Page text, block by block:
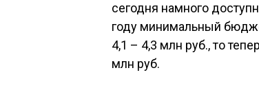
сегодня намного
году минимальный
4,1 – 4,3 млн руб., то
млн руб.